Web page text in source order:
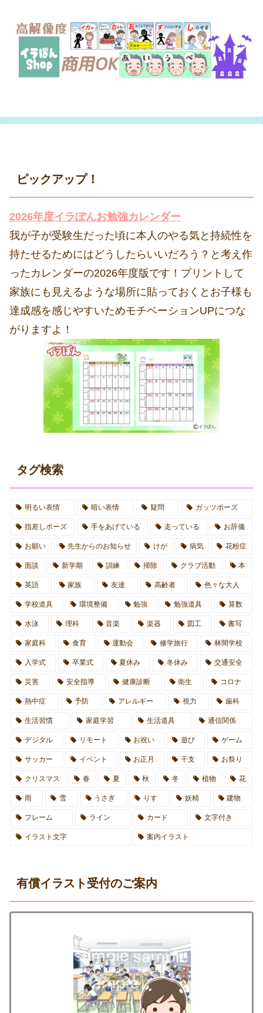
ピックアップ！
2026年度イラぽんお勉強カレンダー
我が子が受験生だった頃に本人のやる気と持続性を
持たせるためにはどうしたらいいだろう？と考え作
ったカレンダーの2026年度版です！プリントして
家族にも見えるような場所に貼っておくとお子様も
達成感を感じやすいためモチベーションUPにつな
がりますよ！
タグ検索
明るい表情 暗い表情 疑問 ガッツポーズ
指差しポーズ 手をあげている 走っている お辞儀
お願い 先生からのお知らせ けが 病気 花粉症
面談 新学期 訓練 掃除 クラブ活動 本
英語 家族 友達 高齢者 色々な大人
学校道具 環境整備 勉強 勉強道具 算数
水泳 理科 音楽 楽器 図工 書写
家庭科 食育 運動会 修学旅行 林間学校
入学式 卒業式 夏休み 冬休み 交通安全
災害 安全指導 健康診断 衛生 コロナ
熱中症 予防 アレルギー 視力 歯科
生活習慣 家庭学習 生活道具 通信関係
デジタル リモート お祝い 遊び ゲーム
サッカー イベント お正月 干支 お祭り
クリスマス 春 夏 秋 冬 植物 花
雨 雪 うさぎ りす 妖精 建物
フレーム ライン カード 文字付き
イラスト文字 案内イラスト
有償イラスト受付のご案内